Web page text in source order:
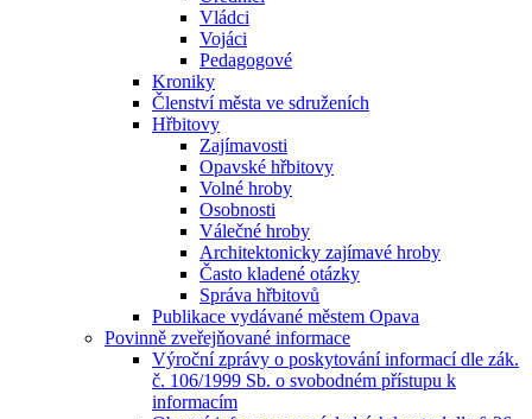
Vládci
Vojáci
Pedagogové
Kroniky
Členství města ve sdruženích
Hřbitovy
Zajímavosti
Opavské hřbitovy
Volné hroby
Osobnosti
Válečné hroby
Architektonicky zajímavé hroby
Často kladené otázky
Správa hřbitovů
Publikace vydávané městem Opava
Povinně zveřejňované informace
Výroční zprávy o poskytování informací dle zák.
č. 106/1999 Sb. o svobodném přístupu k
informacím